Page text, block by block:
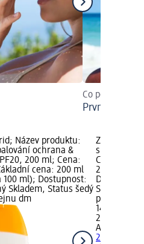
Co pomáhá na
První pomoc
Název produktu:
ochrana &
200 ml; Cena:
cena: 200 ml
100 ml); Dostupnost:
Skladem, Status šedý
dm
Značka:
sun
Cena:
200 ml
Skladem,
prodejnu
149,00 Kč
200 ml
Astrid
200 ml